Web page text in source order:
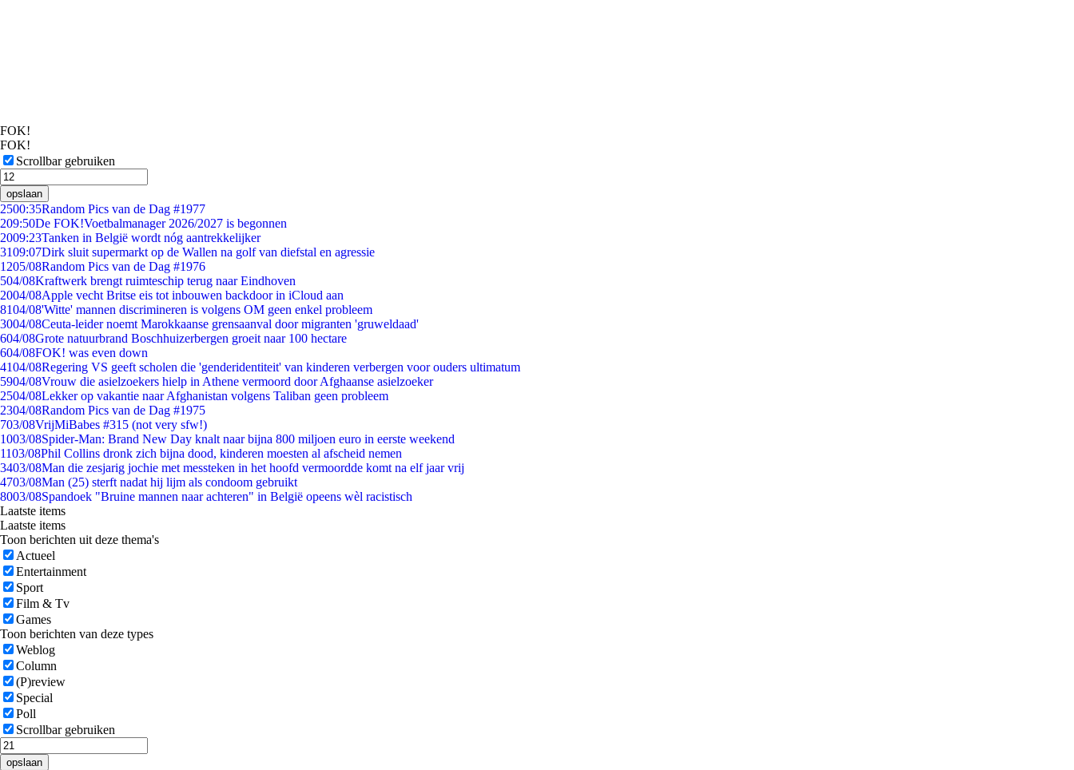
FOK!
FOK!
Scrollbar gebruiken
opslaan
2500:35Random Pics van de Dag #1977
209:50De FOK!Voetbalmanager 2026/2027 is begonnen
2009:23Tanken in België wordt nóg aantrekkelijker
3109:07Dirk sluit supermarkt op de Wallen na golf van diefstal en agressie
1205/08Random Pics van de Dag #1976
504/08Kraftwerk brengt ruimteschip terug naar Eindhoven
2004/08Apple vecht Britse eis tot inbouwen backdoor in iCloud aan
8104/08'Witte' mannen discrimineren is volgens OM geen enkel probleem
3004/08Ceuta-leider noemt Marokkaanse grensaanval door migranten 'gruweldaad'
604/08Grote natuurbrand Boschhuizerbergen groeit naar 100 hectare
604/08FOK! was even down
4104/08Regering VS geeft scholen die 'genderidentiteit' van kinderen verbergen voor ouders ultimatum
5904/08Vrouw die asielzoekers hielp in Athene vermoord door Afghaanse asielzoeker
2504/08Lekker op vakantie naar Afghanistan volgens Taliban geen probleem
2304/08Random Pics van de Dag #1975
703/08VrijMiBabes #315 (not very sfw!)
1003/08Spider-Man: Brand New Day knalt naar bijna 800 miljoen euro in eerste weekend
1103/08Phil Collins dronk zich bijna dood, kinderen moesten al afscheid nemen
3403/08Man die zesjarig jochie met messteken in het hoofd vermoordde komt na elf jaar vrij
4703/08Man (25) sterft nadat hij lijm als condoom gebruikt
8003/08Spandoek "Bruine mannen naar achteren" in België opeens wèl racistisch
Laatste items
Laatste items
Toon berichten uit deze thema's
Actueel
Entertainment
Sport
Film & Tv
Games
Toon berichten van deze types
Weblog
Column
(P)review
Special
Poll
Scrollbar gebruiken
opslaan